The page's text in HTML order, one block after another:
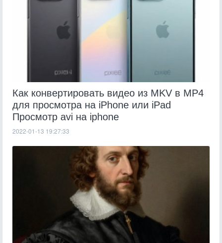
Как конвертировать видео из MKV в MP4
для просмотра на iPhone или iPad
Просмотр avi на iphone
2022-01-13 19:27:33